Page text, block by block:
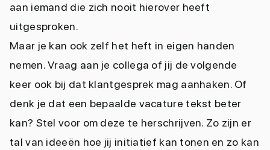
aan iemand die zich nooit hierover heeft
uitgesproken.
Maar je kan ook zelf het heft in eigen handen
nemen. Vraag aan je collega of jij de volgende
keer ook bij dat klantgesprek mag aanhaken. Of
denk je dat een bepaalde vacature tekst beter
kan? Stel voor om deze te herschrijven. Zo zijn er
tal van ideeën hoe jij initiatief kan tonen en zo kan